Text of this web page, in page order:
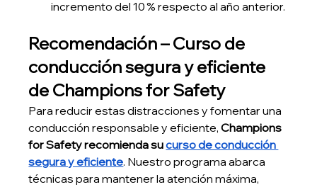
incremento del 10 % respecto al año anterior.
Recomendación – Curso de
conducción segura y eficiente
de Champions for Safety
Para reducir estas distracciones y fomentar una
conducción responsable y eficiente, Champions
for Safety recomienda su curso de conducción
segura y eficiente. Nuestro programa abarca
técnicas para mantener la atención máxima,